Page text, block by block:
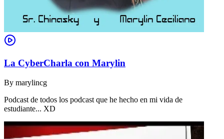
La CyberCharla con Marylin
By marylincg
Podcast de todos los podcast que he hecho en mi vida de
estudiante... XD